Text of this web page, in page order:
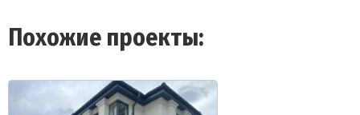
Похожие проекты: